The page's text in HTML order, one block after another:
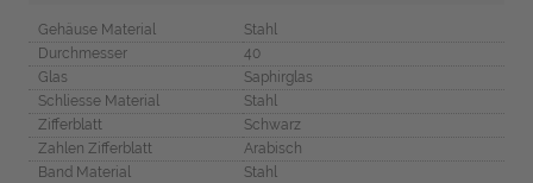
Gehäuse Material
Stahl
Durchmesser
40
Glas
Saphirglas
Schliesse Material
Stahl
Zifferblatt
Schwarz
Zahlen Zifferblatt
Arabisch
Band Material
Stahl